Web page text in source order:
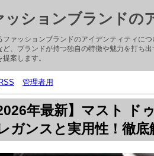
ッションブランドの
ファッションブランドのアイデンティティに
ど、ブランドが持つ独自の特徴や魅力を打ち
案します。
RSS 管理者用
2026年最新】マスト ド
ガンスと実用性！徹